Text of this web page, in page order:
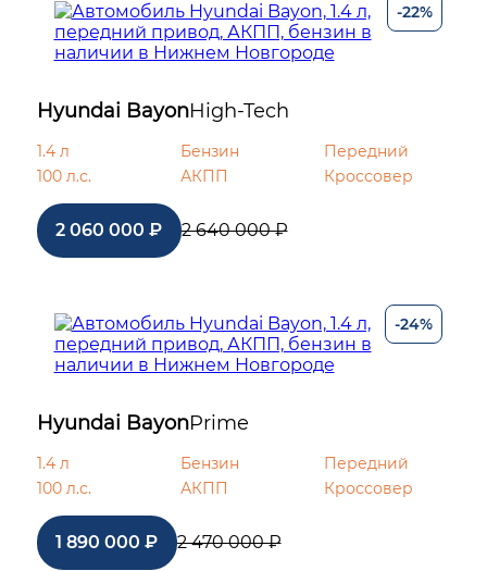
-22%
Hyundai BayonHigh-Tech
1.4 л Бензин
Передний
100 л.с.
АКПП Кроссовер
2 060 000 ₽ 2 640 000 ₽
-24%
Hyundai BayonPrime
1.4 л Бензин
Передний
100 л.с.
АКПП Кроссовер
1 890 000 ₽ 2 470 000 ₽